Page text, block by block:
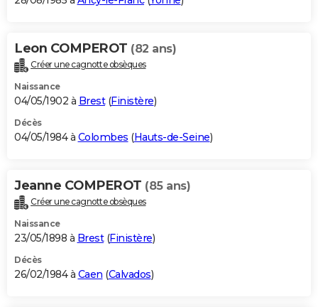
Leon COMPEROT (82 ans)
Créer une cagnotte obsèques
Naissance
04/05/1902 à Brest(Finistère)
Décès
04/05/1984 à Colombes (Hauts-de-Seine)
Jeanne COMPEROT (85 ans)
Créer une cagnotte obsèques
Naissance
23/05/1898 à Brest(Finistère)
Décès
26/02/1984 à Caen (Calvados)